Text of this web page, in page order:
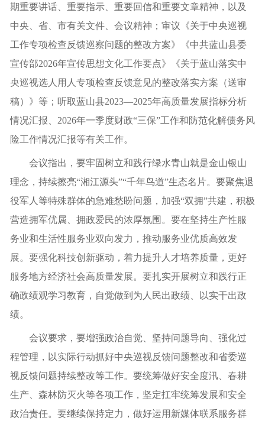
期重要讲话、重要指示、重要回信和重要文章精神，以及
中央、省、市有关文件、会议精神；审议《关于中央巡视
工作专项检查反馈巡察问题的整改方案》《中共蓝山县委
宣传部2026年宣传思想文化工作要点》《关于蓝山落实中
央巡视选人用人专项检查反馈意见的整改落实方案（送审
稿）》等；听取蓝山县2023—2025年高质量发展指标分析
情况汇报、2026年一季度财政“三保”工作和防范化解债务风
险工作情况汇报等有关工作。
会议指出，要牢固树立和践行绿水青山就是金山银山
理念，持续擦亮“湘江源头”“千年鸟道”生态名片。要聚焦退
役军人等特殊群体的急难愁盼问题，加强“双拥”共建，积极
营造拥军优属、拥政爱民的浓厚氛围。要在坚持生产性服
务业和生活性服务业双向发力，推动服务业优质高效发
展。要强化科技创新驱动，着力提升人才培养质量，更好
服务地方经济社会高质量发展。要扎实开展树立和践行正
确政绩观学习教育，自觉做到为人民出政绩、以实干出政
绩。
会议要求，要增强政治自觉、坚持问题导向、强化过
程管理，以实际行动抓好中央巡视反馈问题整改和省委巡
视反馈问题持续整改等工作。要统筹做好安全度汛、春耕
生产、森林防灭火等各项工作，坚定扛牢统筹发展和安全
政治责任。要继续保持定力，做好运用新媒体联系服务群